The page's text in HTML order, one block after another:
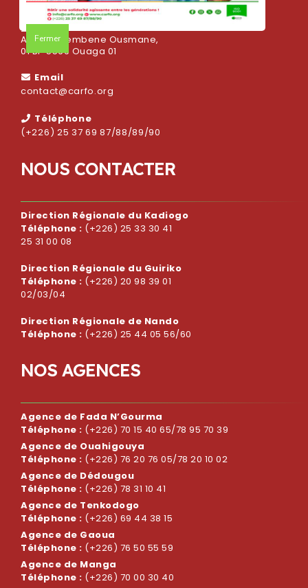
Fermer
Adresse
Avenue Sembene Ousmane,
01 BP 5569 Ouaga 01
Email
contact@carfo.org
Téléphone
(+226) 25 37 69 87/88/89/90
NOUS CONTACTER
Direction Régionale du Kadiogo
Téléphone : (+226) 25 33 30 41
25 31 00 08
Direction Régionale du Guiriko
Téléphone : (+226) 20 98 39 01
02/03/04
Direction Régionale de Nando
Téléphone : (+226) 25 44 05 56/60
NOS AGENCES
Agence de Fada N’Gourma
Téléphone : (+226) 70 15 40 65/78 95 70 39
Agence de Ouahigouya
Téléphone : (+226) 76 20 76 05/78 20 10 02
Agence de Dédougou
Téléphone : (+226) 78 31 10 41
Agence de Tenkodogo
Téléphone : (+226) 69 44 38 15
Agence de Gaoua
Téléphone : (+226) 76 50 55 59
Agence de Manga
Téléphone : (+226) 70 00 30 40